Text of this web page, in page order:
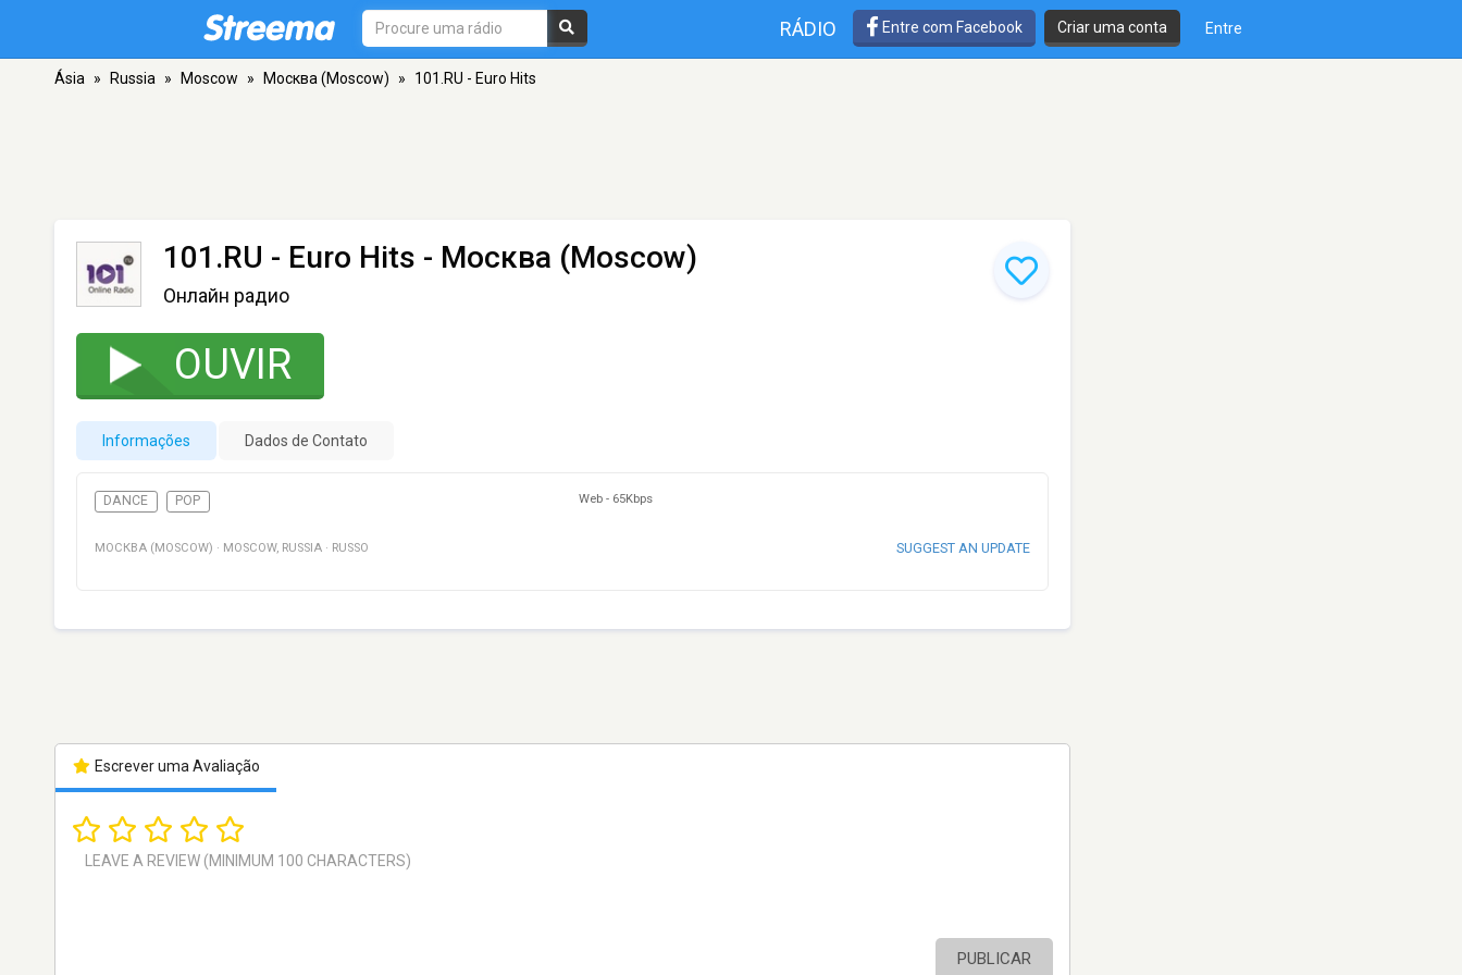
RÁDIO Entre com Facebook Criar uma conta Entre
Ásia » Russia » Moscow » Москва (Moscow) » 101.RU - Euro Hits
101.RU - Euro Hits - Москва (Moscow)
Онлайн радио
OUVIR
Informações Dados de Contato
DANCE POP Web - 65Kbps
МОСКВА (MOSCOW) · MOSCOW, RUSSIA · RUSSO SUGGEST AN UPDATE
Escrever uma Avaliação
PUBLICAR